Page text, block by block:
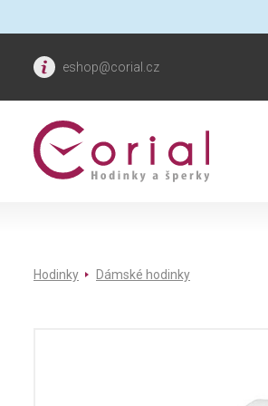
eshop@corial.cz
Hodinky Dámské hodinky